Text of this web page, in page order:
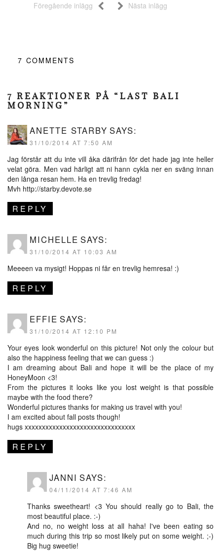
Föregående inlägg Nästa inlägg
7 COMMENTS
7 REAKTIONER PÅ “LAST BALI
MORNING”
ANETTE STARBY SAYS:
31/10/2014 AT 7:50 AM
Jag förstår att du inte vill åka därifrån för det hade jag inte heller
velat göra. Men vad härligt att ni hann cykla ner en sväng innan
den långa resan hem. Ha en trevlig fredag!
Mvh http://starby.devote.se
REPLY
MICHELLE SAYS:
31/10/2014 AT 10:03 AM
Meeeen va mysigt! Hoppas ni får en trevlig hemresa! :)
REPLY
EFFIE SAYS:
31/10/2014 AT 12:10 PM
Your eyes look wonderful on this picture! Not only the colour but
also the happiness feeling that we can guess :)
I am dreaming about Bali and hope it will be the place of my
HoneyMoon <3!
From the pictures it looks like you lost weight is that possible
maybe with the food there?
Wonderful pictures thanks for making us travel with you!
I am excited about fall posts though!
hugs xxxxxxxxxxxxxxxxxxxxxxxxxxxxxxxx
REPLY
JANNI SAYS:
04/11/2014 AT 7:46 AM
Thanks sweetheart! <3 You should really go to Bali, the
most beautiful place. :-)
And no, no weight loss at all haha! I've been eating so
much during this trip so most likely put on some weight. ;-)
Big hug sweetie!